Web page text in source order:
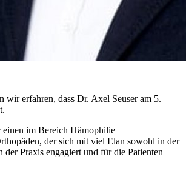
wir erfahren, dass Dr. Axel Seuser am 5.
im Bereich Hämophilie
der sich mit viel Elan sowohl in der
der Praxis engagiert und für die Patienten